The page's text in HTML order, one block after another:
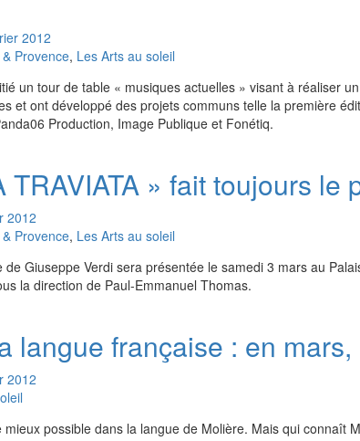
2012
Provence, Les Arts au soleil
un tour de table « musiques actuelles » visant à réaliser
et ont développé des projets communs telle la première
Production, Image Publique et Fonétiq.
TRAVIATA » fait toujours le
2012
Provence, Les Arts au soleil
Giuseppe Verdi sera présentée le samedi 3 mars au
la direction de Paul-Emmanuel Thomas.
langue française : en
2012
mieux possible dans la langue de Molière. Mais qui connaît